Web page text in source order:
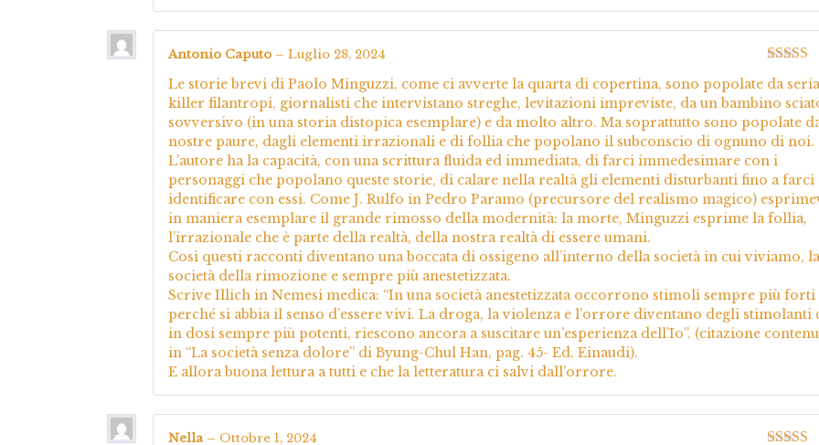
Valutato
5
Antonio Caputo – Luglio 28, 2024
Le storie brevi di Paolo Minguzzi, come ci avverte la quarta di copertina, sono popolate da
killer filantropi, giornalisti che intervistano streghe, levitazioni impreviste, da un bambino
sovversivo (in una storia distopica esemplare) e da molto altro. Ma soprattutto sono popolate
nostre paure, dagli elementi irrazionali e di follia che popolano il subconscio di ognuno di noi.
L’autore ha la capacità, con una scrittura fluida ed immediata, di farci immedesimare con i
personaggi che popolano queste storie, di calare nella realtà gli elementi disturbanti fino a farci
identificare con essi. Come J. Rulfo in Pedro Paramo (precursore del realismo magico)
in maniera esemplare il grande rimosso della modernità: la morte, Minguzzi esprime la follia,
l’irrazionale che è parte della realtà, della nostra realtà di essere umani.
Così questi racconti diventano una boccata di ossigeno all’interno della società in cui viviamo, la
società della rimozione e sempre più anestetizzata.
Scrive Illich in Nemesi medica: “In una società anestetizzata occorrono stimoli sempre più forti
perché si abbia il senso d’essere vivi. La droga, la violenza e l’orrore diventano degli stimolanti
in dosi sempre più potenti, riescono ancora a suscitare un’esperienza dell’Io”. (citazione
in “La società senza dolore” di Byung-Chul Han, pag. 45- Ed. Einaudi).
E allora buona lettura a tutti e che la letteratura ci salvi dall’orrore.
Nella – Ottobre 1, 2024